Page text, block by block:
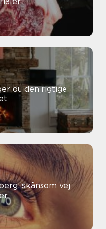
du den rigtige
skånsom vej